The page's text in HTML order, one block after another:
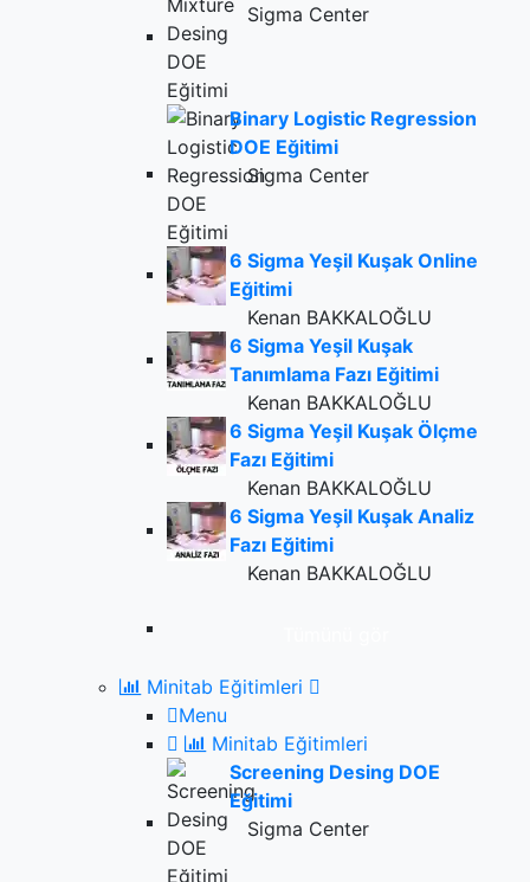
Sigma Center
Binary Logistic Regression
DOE Eğitimi
Sigma Center
6 Sigma Yeşil Kuşak Online
Eğitimi
Kenan BAKKALOĞLU
6 Sigma Yeşil Kuşak
Tanımlama Fazı Eğitimi
Kenan BAKKALOĞLU
6 Sigma Yeşil Kuşak Ölçme
Fazı Eğitimi
Kenan BAKKALOĞLU
6 Sigma Yeşil Kuşak Analiz
Fazı Eğitimi
Kenan BAKKALOĞLU
Minitab Eğitimleri
Menu
Minitab Eğitimleri
Screening Desing DOE
Eğitimi
Sigma Center